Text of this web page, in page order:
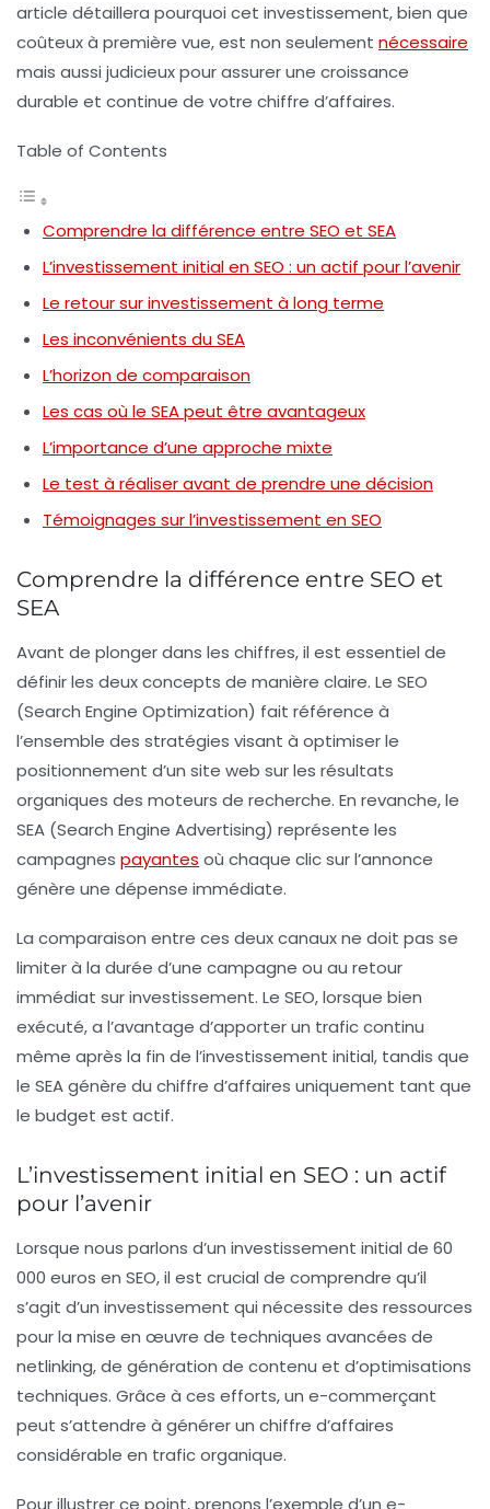
article détaillera pourquoi cet investissement, bien que
coûteux à première vue, est non seulement nécessaire
mais aussi judicieux pour assurer une croissance
durable et continue de votre chiffre d’affaires.
Table of Contents
Comprendre la différence entre SEO et SEA
L’investissement initial en SEO : un actif pour l’avenir
Le retour sur investissement à long terme
Les inconvénients du SEA
L’horizon de comparaison
Les cas où le SEA peut être avantageux
L’importance d’une approche mixte
Le test à réaliser avant de prendre une décision
Témoignages sur l’investissement en SEO
Comprendre la différence entre SEO et
SEA
Avant de plonger dans les chiffres, il est essentiel de
définir les deux concepts de manière claire. Le SEO
(Search Engine Optimization) fait référence à
l’ensemble des stratégies visant à optimiser le
positionnement d’un site web sur les résultats
organiques des moteurs de recherche. En revanche, le
SEA (Search Engine Advertising) représente les
campagnes payantes où chaque clic sur l’annonce
génère une dépense immédiate.
La comparaison entre ces deux canaux ne doit pas se
limiter à la durée d’une campagne ou au retour
immédiat sur investissement. Le SEO, lorsque bien
exécuté, a l’avantage d’apporter un trafic continu
même après la fin de l’investissement initial, tandis que
le SEA génère du chiffre d’affaires uniquement tant que
le budget est actif.
L’investissement initial en SEO : un actif
pour l’avenir
Lorsque nous parlons d’un investissement initial de 60
000 euros en SEO, il est crucial de comprendre qu’il
s’agit d’un investissement qui nécessite des ressources
pour la mise en œuvre de techniques avancées de
netlinking, de génération de contenu et d’optimisations
techniques. Grâce à ces efforts, un e-commerçant
peut s’attendre à générer un chiffre d’affaires
considérable en trafic organique.